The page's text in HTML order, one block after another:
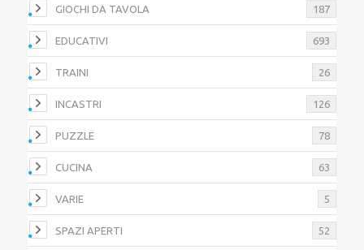
GIOCHI DA TAVOLA 187
EDUCATIVI 693
TRAINI 26
INCASTRI 126
PUZZLE 78
CUCINA 63
VARIE 5
SPAZI APERTI 52